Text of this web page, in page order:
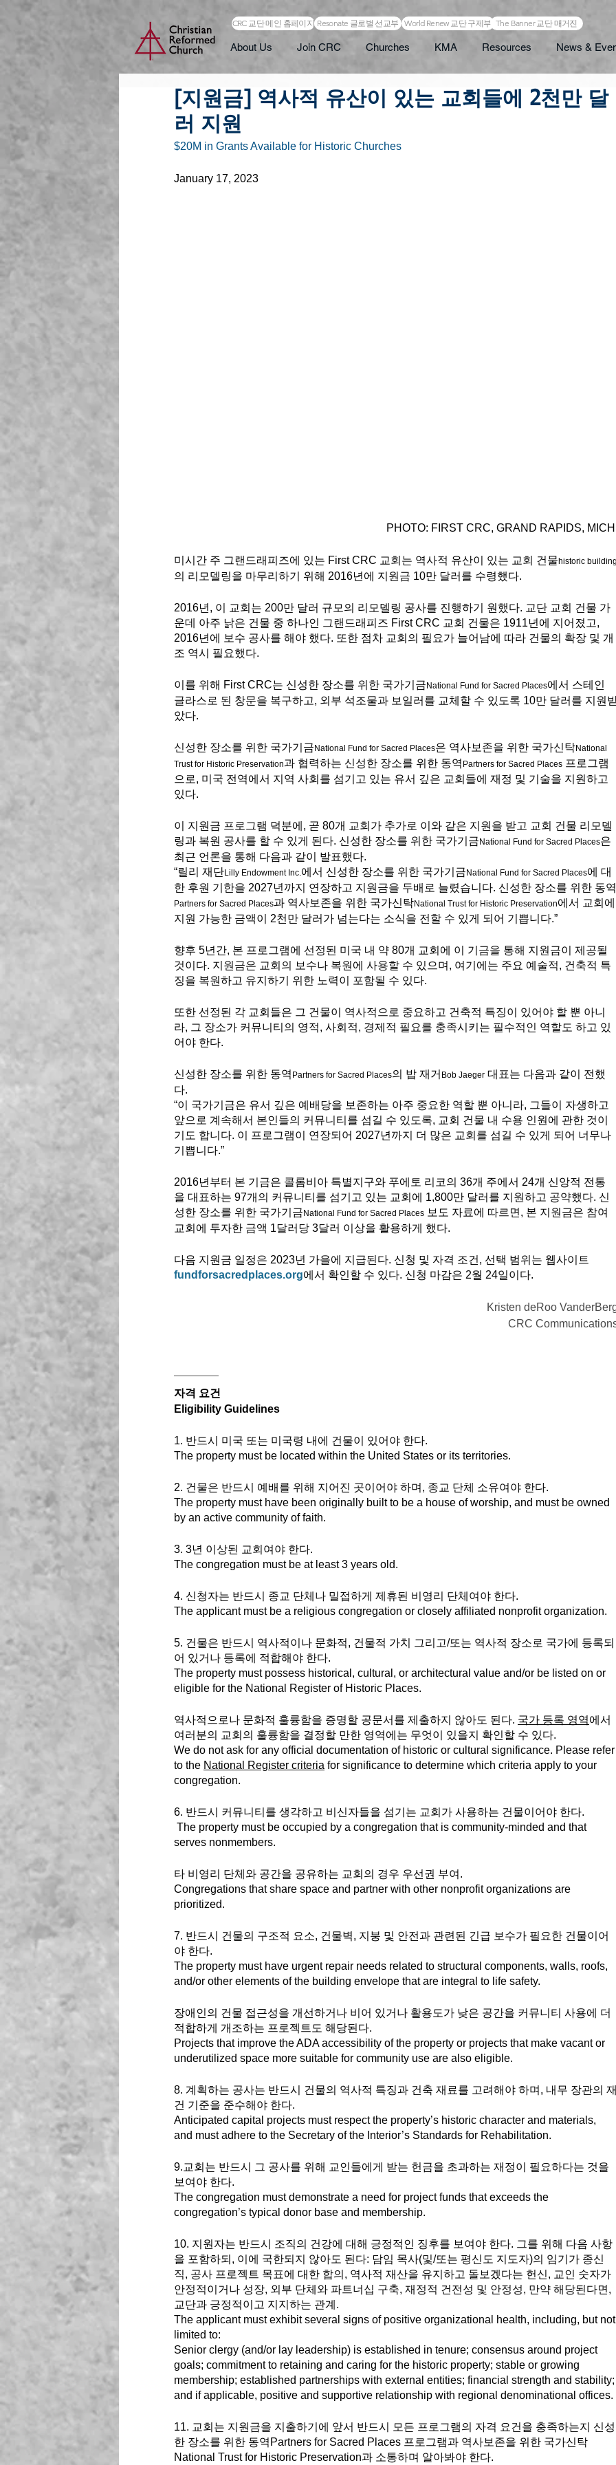
About Us Join CRC Churches KMA Resources News &
CRC 교단 메인 홈페이지 Resonate 글로벌 선교부 World Renew 교단 구제부 The Banner 교단 매거진
[지원금] 역사적 유산이 있는 교회들에 2천만 달
러 지원
$20M in Grants Available for Historic Churches
January 17, 2023
PHOTO: FIRST CRC, GRAND RAPIDS,
미시간 주 그랜드래피즈에 있는 First CRC 교회는 역사적 유산이 있는 교회 건물historic
의 리모델링을 마무리하기 위해 2016년에 지원금 10만 달러를 수령했다.
2016년, 이 교회는 200만 달러 규모의 리모델링 공사를 진행하기 원했다. 교단 교회 건물 가
운데 아주 낡은 건물 중 하나인 그랜드래피즈 First CRC 교회 건물은 1911년에 지어졌고,
2016년에 보수 공사를 해야 했다. 또한 점차 교회의 필요가 늘어남에 따라 건물의 확장 및 개
조 역시 필요했다.
이를 위해 First CRC는 신성한 장소를 위한 국가기금National Fund for Sacred Places에서 스테인
글라스로 된 창문을 복구하고, 외부 석조물과 보일러를 교체할 수 있도록 10만 달러를 지원
았다.
신성한 장소를 위한 국가기금National Fund for Sacred Places은 역사보존을 위한 국가신탁National
Trust for Historic Preservation과 협력하는 신성한 장소를 위한 동역 Partners for Sacred Places 프로그램
으로, 미국 전역에서 지역 사회를 섬기고 있는 유서 깊은 교회들에 재정 및 기술을 지원하고
있다.
이 지원금 프로그램 덕분에, 곧 80개 교회가 추가로 이와 같은 지원을 받고 교회 건물 리모델
링과 복원 공사를 할 수 있게 된다. 신성한 장소를 위한 국가기금National Fund for Sacred Places은
최근 언론을 통해 다음과 같이 발표했다.
“릴리 재단Lilly Endowment Inc. 에서 신성한 장소를 위한 국가기금National Fund for Sacred Places에 대
한 후원 기한을 2027년까지 연장하고 지원금을 두배로 늘렸습니다. 신성한 장소를 위한 동역
Partners for Sacred Places과 역사보존을 위한 국가신탁National Trust for Historic Preservation에서 교회
지원 가능한 금액이 2천만 달러가 넘는다는 소식을 전할 수 있게 되어 기쁩니다.”
향후 5년간, 본 프로그램에 선정된 미국 내 약 80개 교회에 이 기금을 통해 지원금이 제공될
것이다. 지원금은 교회의 보수나 복원에 사용할 수 있으며, 여기에는 주요 예술적, 건축적 특
징을 복원하고 유지하기 위한 노력이 포함될 수 있다.
또한 선정된 각 교회들은 그 건물이 역사적으로 중요하고 건축적 특징이 있어야 할 뿐 아니
라, 그 장소가 커뮤니티의 영적, 사회적, 경제적 필요를 충족시키는 필수적인 역할도 하고 있
어야 한다.
신성한 장소를 위한 동역 Partners for Sacred Places의 밥 재거 Bob Jaeger 대표는 다음과 같이 전했
다.
“이 국가기금은 유서 깊은 예배당을 보존하는 아주 중요한 역할 뿐 아니라, 그들이 자생하고
앞으로 계속해서 본인들의 커뮤니티를 섬길 수 있도록, 교회 건물 내 수용 인원에 관한 것이
기도 합니다. 이 프로그램이 연장되어 2027년까지 더 많은 교회를 섬길 수 있게 되어 너무나
기쁩니다.”
2016년부터 본 기금은 콜롬비아 특별지구와 푸에토 리코의 36개 주에서 24개 신앙적 전통
을 대표하는 97개의 커뮤니티를 섬기고 있는 교회에 1,800만 달러를 지원하고 공약했다. 신
성한 장소를 위한 국가기금National Fund for Sacred Places 보도 자료에 따르면, 본 지원금은 참여
교회에 투자한 금액 1달러당 3달러 이상을 활용하게 했다.
다음 지원금 일정은 2023년 가을에 지급된다. 신청 및 자격 조건, 선택 범위는 웹사이트
fundforsacredplaces.org에서 확인할 수 있다. 신청 마감은 2월 24일이다.
Kristen deRoo
CRC
자격 요건
Eligibility Guidelines
1. 반드시 미국 또는 미국령 내에 건물이 있어야 한다.
The property must be located within the United States or its territories.
2. 건물은 반드시 예배를 위해 지어진 곳이어야 하며, 종교 단체 소유여야 한다.
The property must have been originally built to be a house of worship, and must be owned
by an active community of faith.
3. 3년 이상된 교회여야 한다.
The congregation must be at least 3 years old.
4. 신청자는 반드시 종교 단체나 밀접하게 제휴된 비영리 단체여야 한다.
The applicant must be a religious congregation or closely affiliated nonprofit organization.
5. 건물은 반드시 역사적이나 문화적, 건물적 가치 그리고/또는 역사적 장소로 국가에 등록되
어 있거나 등록에 적합해야 한다.
The property must possess historical, cultural, or architectural value and/or be listed on or
eligible for the National Register of Historic Places.
역사적으로나 문화적 훌륭함을 증명할 공문서를 제출하지 않아도 된다. 국가 등록 영역에서
여러분의 교회의 훌륭함을 결정할 만한 영역에는 무엇이 있을지 확인할 수 있다.
We do not ask for any official documentation of historic or cultural significance. Please
to the National Register criteria for significance to determine which criteria apply to your
congregation.
6. 반드시 커뮤니티를 생각하고 비신자들을 섬기는 교회가 사용하는 건물이어야 한다.
serves nonmembers.
타 비영리 단체와 공간을 공유하는 교회의 경우 우선권 부여.
Congregations that share space and partner with other nonprofit organizations are
prioritized.
7. 반드시 건물의 구조적 요소, 건물벽, 지붕 및 안전과 관련된 긴급 보수가 필요한 건물이어
야 한다.
The property must have urgent repair needs related to structural components, walls, roofs,
and/or other elements of the building envelope that are integral to life safety.
장애인의 건물 접근성을 개선하거나 비어 있거나 활용도가 낮은 공간을 커뮤니티 사용에 더
적합하게 개조하는 프로젝트도 해당된다.
Projects that improve the ADA accessibility of the property or projects that make vacant or
underutilized space more suitable for community use are also eligible.
8. 계획하는 공사는 반드시 건물의 역사적 특징과 건축 재료를 고려해야 하며, 내무 장관의
건 기준을 준수해야 한다.
Anticipated capital projects must respect the property’s historic character and materials,
and must adhere to the Secretary of the Interior’s Standards for Rehabilitation.
9.교회는 반드시 그 공사를 위해 교인들에게 받는 헌금을 초과하는 재정이 필요하다는 것을
보여야 한다.
The congregation must demonstrate a need for project funds that exceeds the
congregation’s typical donor base and membership.
10. 지원자는 반드시 조직의 건강에 대해 긍정적인 징후를 보여야 한다. 그를 위해 다음 사항
을 포함하되, 이에 국한되지 않아도 된다: 담임 목사(및/또는 평신도 지도자)의 임기가 종신
직, 공사 프로젝트 목표에 대한 합의, 역사적 재산을 유지하고 돌보겠다는 헌신, 교인 숫자가
안정적이거나 성장, 외부 단체와 파트너십 구축, 재정적 건전성 및 안정성, 만약 해당된다면,
교단과 긍정적이고 지지하는 관계.
The applicant must exhibit several signs of positive organizational health, including, but
limited to:
Senior clergy (and/or lay leadership) is established in tenure; consensus around project
goals; commitment to retaining and caring for the historic property; stable or growing
membership; established partnerships with external entities; financial strength and
and if applicable, positive and supportive relationship with regional denominational offices.
11. 교회는 지원금을 지출하기에 앞서 반드시 모든 프로그램의 자격 요건을 충족하는지 신성
한 장소를 위한 동역Partners for Sacred Places 프로그램과 역사보존을 위한 국가신탁
National Trust for Historic Preservation과 소통하며 알아봐야 한다.